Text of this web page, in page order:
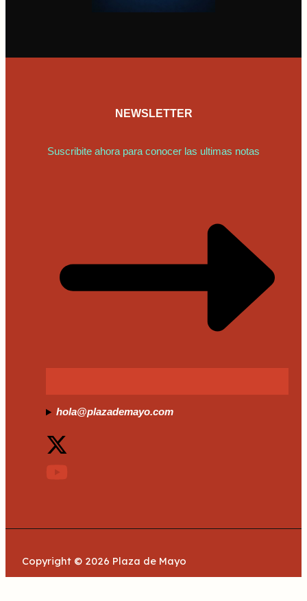
NEWSLETTER
Suscribite ahora para conocer las ultimas notas
hola@plazademayo.com
Copyright © 2026 Plaza de Mayo